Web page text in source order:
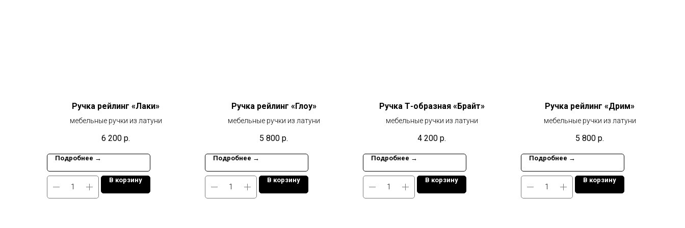
Ручка рейлинг «Лаки»
мебельные ручки из латуни
6 200 р.
Подробнее →
В корзину
Ручка рейлинг «Глоу»
мебельные ручки из латуни
5 800 р.
Подробнее →
В корзину
Ручка Т-образная «Брайт»
мебельные ручки из латуни
4 200 р.
Подробнее →
В корзину
Ручка рейлинг «Дрим»
мебельные ручки из латуни
5 800 р.
Подробнее →
В корзину